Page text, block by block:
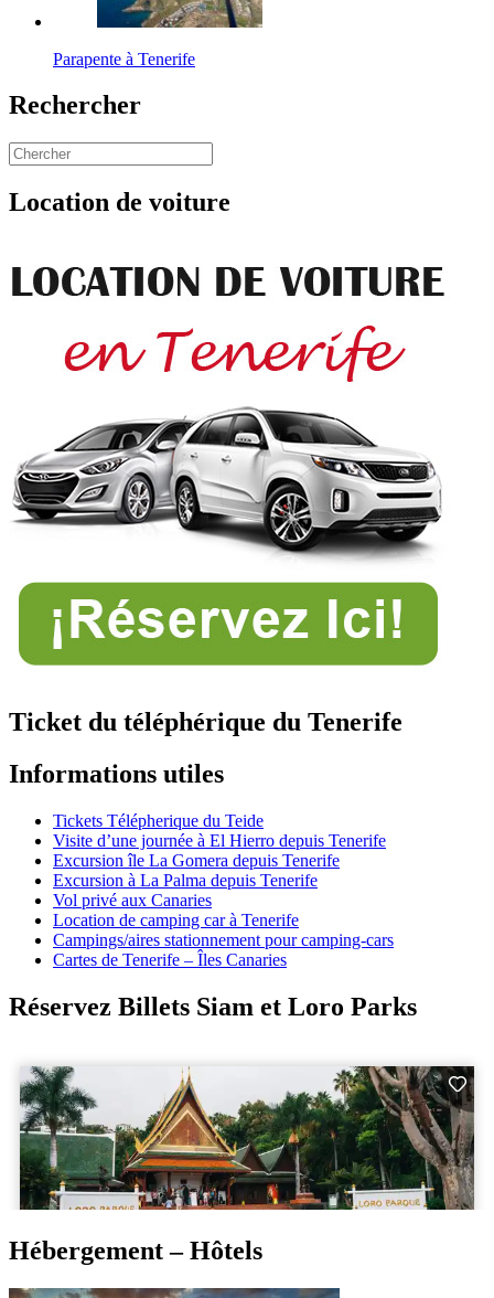
Parapente à Tenerife
Rechercher
Location de voiture
Ticket du téléphérique du Tenerife
Informations utiles
Tickets Télépherique du Teide
Visite d’une journée à El Hierro depuis Tenerife
Excursion île La Gomera depuis Tenerife
Excursion à La Palma depuis Tenerife
Vol privé aux Canaries
Location de camping car à Tenerife
Campings/aires stationnement pour camping-cars
Cartes de Tenerife – Îles Canaries
Réservez Billets Siam et Loro Parks
Hébergement – Hôtels